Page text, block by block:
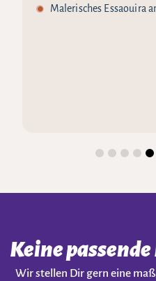
Malerisches Essaouira
Keine
Wir stellen Dir gern eine